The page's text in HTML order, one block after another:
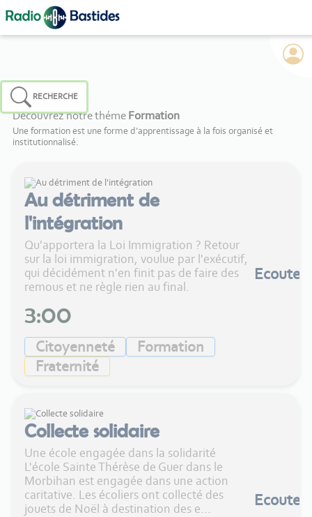
RECHERCHE
Découvrez notre théme Formation
Une formation est une forme d’apprentissage à la fois organisé et
institutionnalisé.
Au détriment de
l'intégration
Qu'apportera la Loi Immigration ? Retour
sur la loi immigration, voulue par l'exécutif,
qui décidément n'en finit pas de faire des
remous et ne règle rien au final.
3:00
Citoyenneté
Formation
Fraternité
Ecouter
Collecte solidaire
Une école engagée dans la solidarité
L'école Sainte Thérèse de Guer dans le
Morbihan est engagée dans une action
caritative. Les écoliers ont collecté des
jouets de Noël à destination des e...
Ecouter
Panneau de gestion des cookies